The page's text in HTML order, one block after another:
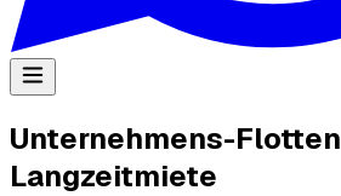
Unternehmens-Flotten
Langzeitmiete